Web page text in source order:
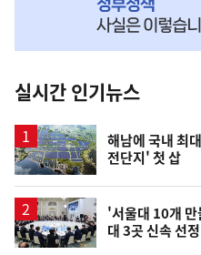
뉴
스
실시간 인기뉴스
해남에 국내 최
전단지' 첫 삽
'서울대 10개
대 3곳 신속 선정